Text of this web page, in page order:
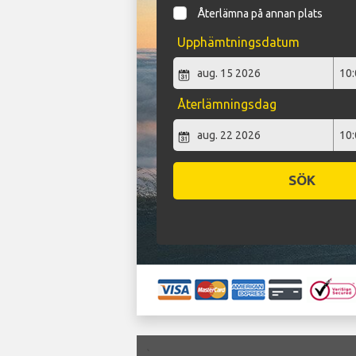
Återlämna på annan plats
Upphämtningsdatum
Återlämningsdag
SÖK